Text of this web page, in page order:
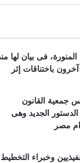
جمعية القانون
الجديد وهى
وخبراء التخطيط